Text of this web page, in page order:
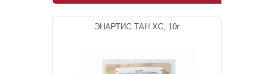
ЭНАРТИС ТАН ХС, 10г